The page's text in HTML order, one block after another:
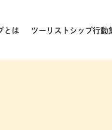
とは ツーリストシップ行動